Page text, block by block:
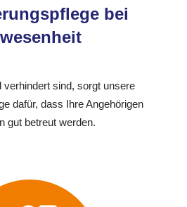
bei
verhindert sind, sorgt unsere
dafür, dass Ihre Angehörigen
gut betreut werden.